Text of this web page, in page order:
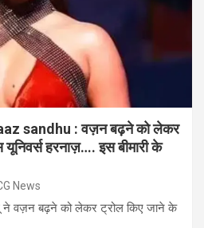
sandhu : वज़न बढ़ने को लेकर
हरनाज़…. इस बीमारी के
News
ने वज़न बढ़ने को लेकर ट्रोल किए जाने के